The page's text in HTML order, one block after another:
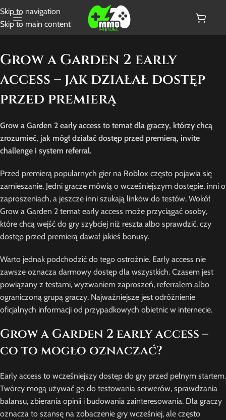
Skip to navigation
Skip to main content
Grow a Garden 2 early
access – jak działał dostęp
przed premierą
Grow a Garden 2 early access to temat dla graczy, którzy chcą
zrozumieć, jak mógł działać dostęp przed premierą, invite
challenge i system referral.
Przed premierą popularnych gier na Roblox często pojawia się
zamieszanie. Jedni gracze mówią o wcześniejszym dostępie, inni o
zaproszeniach, a jeszcze inni szukają linków do testów. Wokół
Grow a Garden 2 temat early access może przyciągać osoby,
które chcą wejść do gry szybciej niż reszta albo sprawdzić, czy
dostęp przed premierą dawał jakieś bonusy.
Warto jednak podchodzić do tego ostrożnie. Early access nie
zawsze oznacza darmowy dostęp dla wszystkich. Czasem jest
powiązany z testami, wyzwaniem zaproszeń, referralem albo
ograniczoną grupą graczy. Najważniejsze jest odróżnienie
oficjalnych informacji od przypadkowych obietnic w internecie.
Grow a Garden 2 early access –
co to mogło oznaczać?
Early access to wcześniejszy dostęp do gry przed pełnym startem.
Twórcy mogą używać go do testowania serwerów, sprawdzania
balansu, zbierania opinii i budowania zainteresowania. Dla graczy
oznacza to szansę na zobaczenie gry wcześniej, ale często